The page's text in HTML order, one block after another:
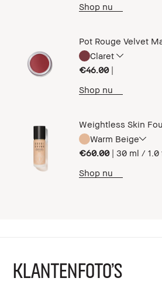
Shop nu
Pot Rouge Velvet
Claret
€46.00 |
Shop nu
Weightless Skin
Warm Beige
€60.00 | 30 ml / 1.0
Shop nu
KLANTENFOTO'S